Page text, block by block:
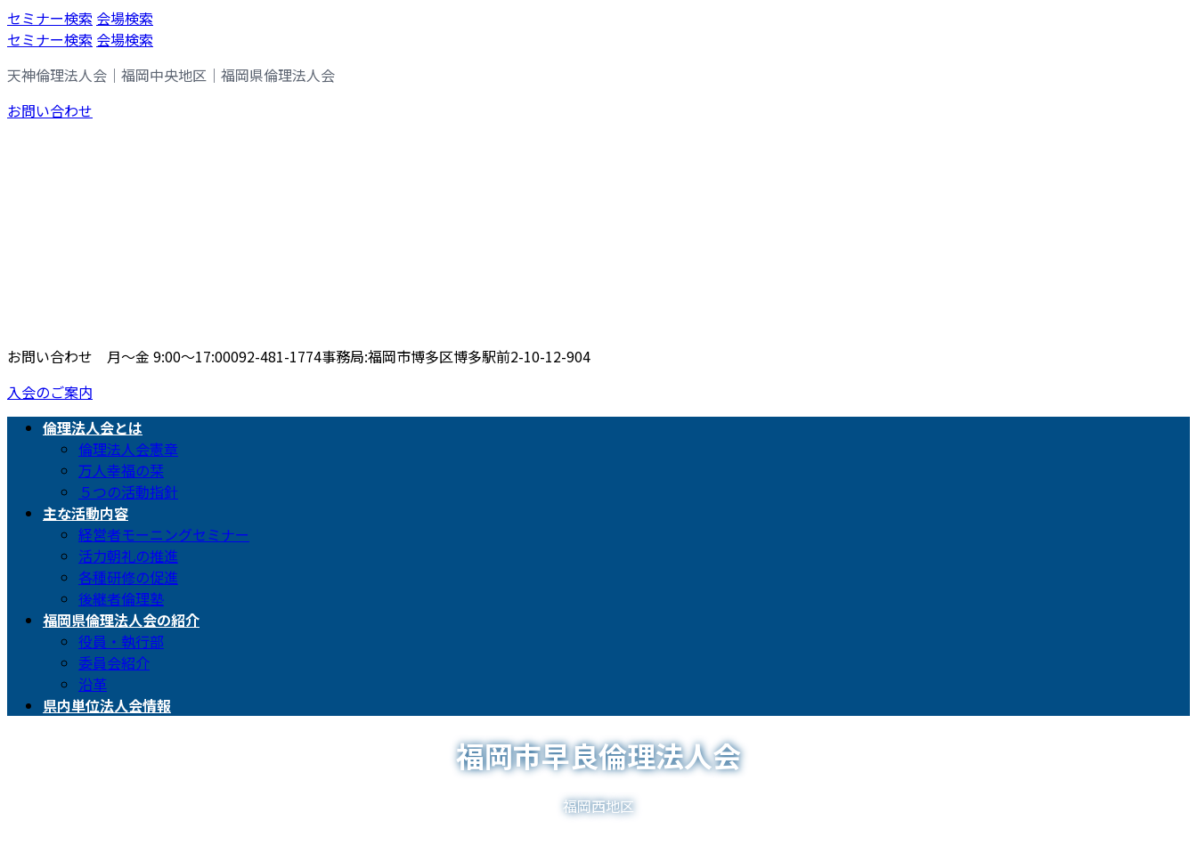
コ
ン
ン
ツ
へ
ナ
ビ
ー
シ
ョ
セミナー検索 会場検索
セミナー検索 会場検索
天神倫理法人会｜福岡中央地区｜福岡県倫理法人会
お問い合わせ
お問い合わせ 月〜金 9:00〜17:00092-481-1774事務局:福岡市博多区博多駅前2-10-12-904
入会のご案内
倫理法人会とは
倫理法人会憲章
万人幸福の栞
５つの活動指針
主な活動内容
経営者モーニングセミナー
活力朝礼の推進
各種研修の促進
後継者倫理塾
福岡県倫理法人会の紹介
役員・執行部
委員会紹介
沿革
県内単位法人会情報
福岡市早良倫理法人会
福岡西地区